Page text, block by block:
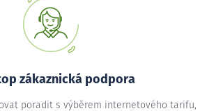
zákaznická podpora
poradit s výběrem internetového tarifu,